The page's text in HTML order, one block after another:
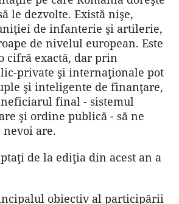
le dezvolte. Există nişe,
de infanterie şi artilerie,
de nivelul european. Este
cifră exactă, dar prin
private şi internaţionale pot
şi inteligente de finanţare,
final - sistemul
şi ordine publică - să ne
nevoi are.
de la ediţia din acest an a
obiectiv al participării